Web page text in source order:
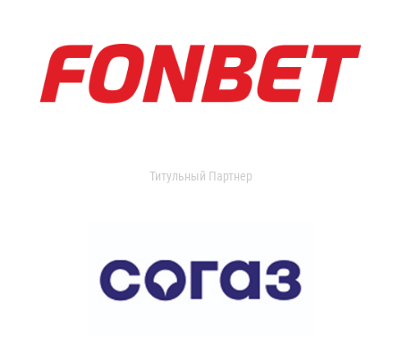
Титульный Партнер